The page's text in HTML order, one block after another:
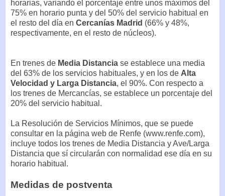
horarias, variando el porcentaje entre unos máximos del
75% en horario punta y del 50% del servicio habitual en
el resto del día en Cercanías Madrid (66% y 48%,
respectivamente, en el resto de núcleos).
En trenes de Media Distancia se establece una media
del 63% de los servicios habituales, y en los de Alta
Velocidad y Larga Distancia, el 90%. Con respecto a
los trenes de Mercancías, se establece un porcentaje del
20% del servicio habitual.
La Resolución de Servicios Mínimos, que se puede
consultar en la página web de Renfe (www.renfe.com),
incluye todos los trenes de Media Distancia y Ave/Larga
Distancia que sí circularán con normalidad ese día en su
horario habitual.
Medidas de postventa